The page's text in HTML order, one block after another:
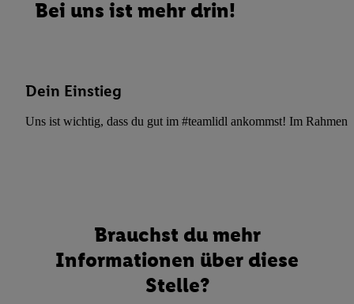
Bei uns ist mehr drin!
Dein Einstieg
Uns ist wichtig, dass du gut im #teamlidl ankommst! Im Rahmen
Brauchst du mehr
Informationen über diese
Stelle?